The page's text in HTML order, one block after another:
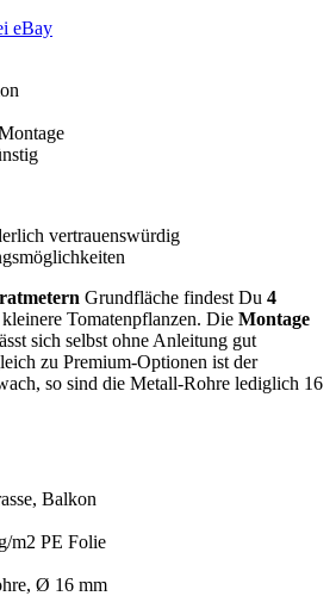
eBay
vertrauenswürdig
Grundfläche findest Du 4
Tomatenpflanzen. Die Montage
sich selbst ohne Anleitung gut
zu Premium-Optionen ist der
so sind die Metall-Rohre lediglich 16
Balkon
m2 PE Folie
Ø 16 mm